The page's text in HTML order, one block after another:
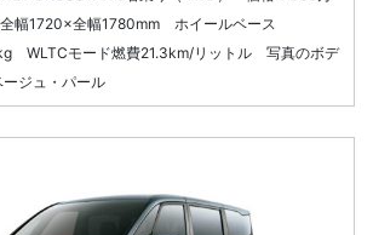
幅1720×全幅1780mm ホイールベース
WLTCモード燃費21.3km/リットル 写真のボデ
ジュ・パール